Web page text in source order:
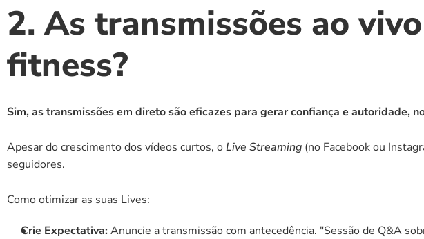
2. As transmissões ao
fitness?
Sim, as transmissões em direto são eficazes para gerar confiança e autoridade,
Apesar do crescimento dos vídeos curtos, o Live Streaming (no Facebook ou
seguidores.
Como otimizar as suas Lives:
Crie Expectativa: Anuncie a transmissão com antecedência. "Sessão de Q&A